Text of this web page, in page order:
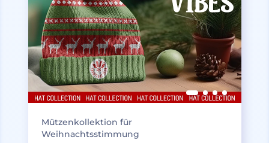
Mützenkollektion für
Weihnachtsstimmung